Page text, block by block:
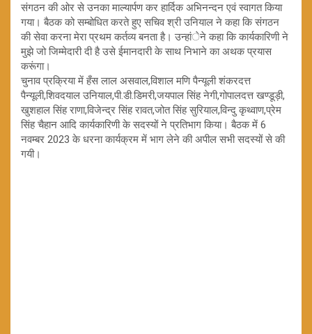
संगठन की ओर से उनका माल्यार्पण कर हार्दिक अभिनन्दन एवं स्वागत किया
गया। बैठक को सम्बोधित करते हुए सचिव श्री उनियाल ने कहा कि संगठन
की सेवा करना मेरा प्रथम कर्तव्य बनता है। उन्हांेने कहा कि कार्यकारिणी ने
मुझे जो जिम्मेदारी दी है उसे ईमानदारी के साथ निभाने का अथक प्रयास
करूंगा।
चुनाव प्रक्रिया में हँस लाल असवाल,विशाल मणि पैन्यूली शंकरदत्त
पैन्यूली,शिवदयाल उनियाल,पी.डी.डिमरी,जयपाल सिंह नेगी,गोपालदत्त खण्डूड़ी,
खुशहाल सिंह राणा,विजेन्द्र सिंह रावत,जोत सिंह सुरियाल,विन्दु कृथ्वाण,प्रेम
सिंह चैहान आदि कार्यकारिणी के सदस्यों ने प्रतिभाग किया। बैठक में 6
नवम्बर 2023 के धरना कार्यक्रम में भाग लेने की अपील सभी सदस्यों से की
गयी।